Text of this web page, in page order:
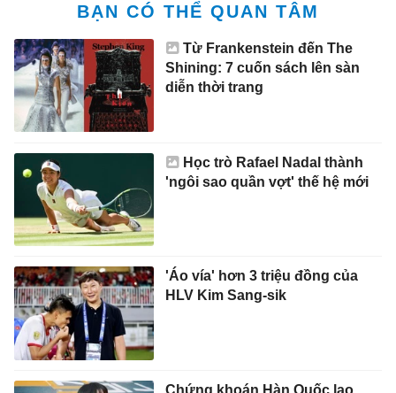
Học trò Rafael Nadal thành
'ngôi sao quần vợt' thế hệ mới
'Áo vía' hơn 3 triệu đồng của
HLV Kim Sang-sik
Chứng khoán Hàn Quốc lao
dốc, nhà đầu tư trẻ đua nhau
V.League tung bộ nhận diện